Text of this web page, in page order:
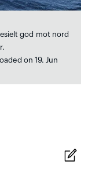
god mot nord
on 19. Jun